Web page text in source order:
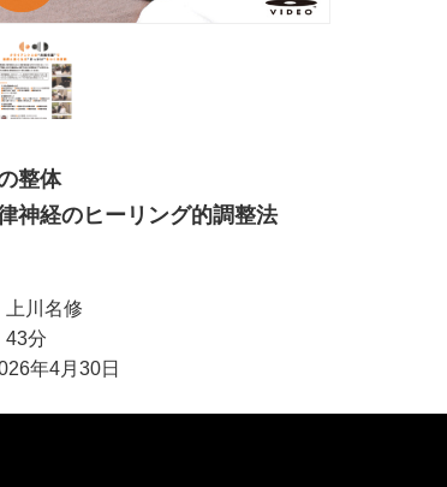
整体
神経のヒーリング的調整法
上川名修
43分
年4月30日